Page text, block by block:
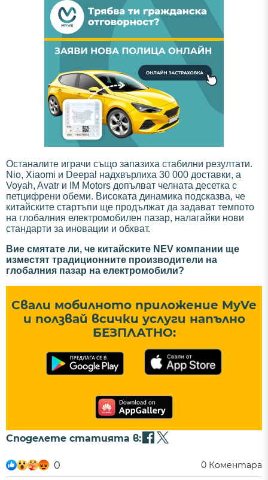
Останалите играчи също запазиха стабилни резултати.
Nio, Xiaomi и Deepal надхвърлиха 30 000 доставки, а
Voyah, Avatr и IM Motors допълват челната десетка с
петцифрени обеми. Високата динамика подсказва, че
китайските стартъпи ще продължат да задават темпото
на глобалния електромобилен пазар, налагайки нови
стандарти за иновации и обхват.
Вие смятате ли, че китайските NEV компании ще
изместят традиционните производители на
глобалния пазар на електромобили?
Свали мобилното приложение MyVe
и ползвай всички услуги напълно
БЕЗПЛАТНО:
Споделете статията в:
0 0 Коментара